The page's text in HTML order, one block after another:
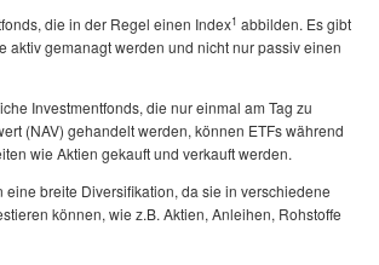
die in der Regel einen Index1 abbilden. Es gibt
aktiv gemanagt werden und nicht nur passiv einen
Investmentfonds, die nur einmal am Tag zu
(NAV) gehandelt werden, können ETFs während
wie Aktien gekauft und verkauft werden.
eine breite Diversifikation, da sie in verschiedene
können, wie z.B. Aktien, Anleihen, Rohstoffe